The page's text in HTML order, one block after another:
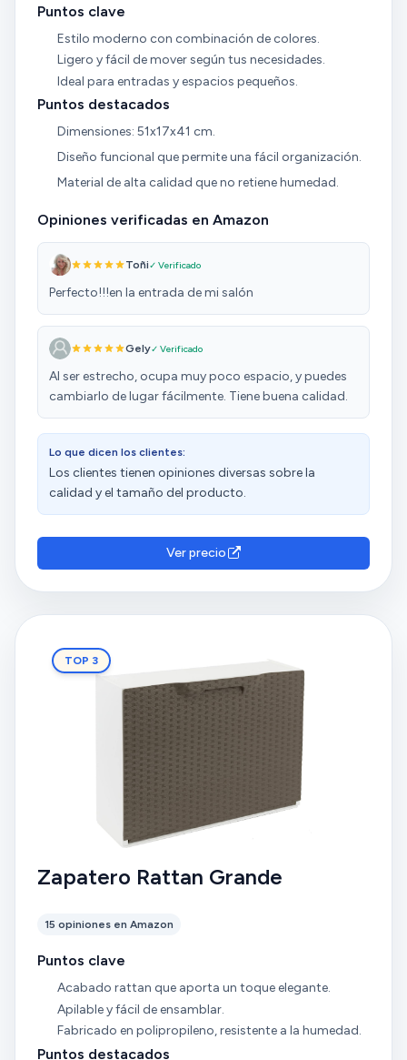
Puntos clave
Estilo moderno con combinación de colores.
Ligero y fácil de mover según tus necesidades.
Ideal para entradas y espacios pequeños.
Puntos destacados
Dimensiones: 51x17x41 cm.
Diseño funcional que permite una fácil organización.
Material de alta calidad que no retiene humedad.
Opiniones verificadas en Amazon
Toñi✓ Verificado
Perfecto!!!en la entrada de mi salón
Gely✓ Verificado
Al ser estrecho, ocupa muy poco espacio, y puedes
cambiarlo de lugar fácilmente. Tiene buena calidad.
Lo que dicen los clientes:
Los clientes tienen opiniones diversas sobre la
calidad y el tamaño del producto.
Ver precio
TOP 3
Zapatero Rattan Grande
15 opiniones en Amazon
Puntos clave
Acabado rattan que aporta un toque elegante.
Apilable y fácil de ensamblar.
Fabricado en polipropileno, resistente a la humedad.
Puntos destacados